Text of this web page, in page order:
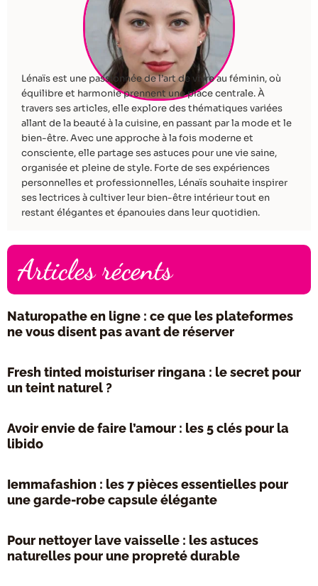
Lénaïs est une passionnée de l’art de vivre au féminin, où
équilibre et harmonie prennent une place centrale. À
travers ses articles, elle explore des thématiques variées
allant de la beauté à la cuisine, en passant par la mode et le
bien-être. Avec une approche à la fois moderne et
consciente, elle partage ses astuces pour une vie saine,
organisée et pleine de style. Forte de ses expériences
personnelles et professionnelles, Lénaïs souhaite inspirer
ses lectrices à cultiver leur bien-être intérieur tout en
restant élégantes et épanouies dans leur quotidien.
Articles récents
Naturopathe en ligne : ce que les plateformes
ne vous disent pas avant de réserver
Fresh tinted moisturiser ringana : le secret pour
un teint naturel ?
Avoir envie de faire l’amour : les 5 clés pour la
libido
Iemmafashion : les 7 pièces essentielles pour
une garde-robe capsule élégante
Pour nettoyer lave vaisselle : les astuces
naturelles pour une propreté durable